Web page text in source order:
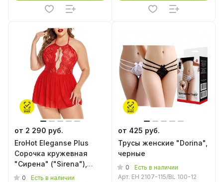
от 2 290 руб.
EroHot Eleganse Plus
Сорочка кружевная
"Сирена" ("Sirena"),
красная
0
Есть в наличии
от 425 руб.
Трусы женские "Dorina",
черные
0
Есть в наличии
Арт. EH 2107-115/BL 100-12